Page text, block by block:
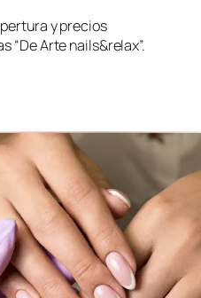
y precios
“De Arte nails&relax”.